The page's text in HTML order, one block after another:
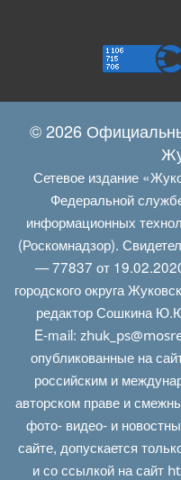
© 2026
Сетевое издание
Федеральной
информационных
(Роскомнадзор).
— 77837 от
городского округа
редактор Сошкина
E‑mail:
опубликованные на
российским и
авторском праве и
фото- видео- и
сайте, допускается
и со ссылкой на сайт